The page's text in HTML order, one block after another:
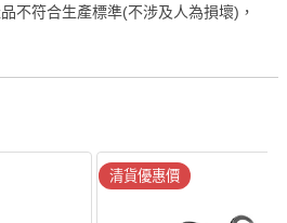
不符合生產標準(不涉及人為損壞)，
清貨優惠價